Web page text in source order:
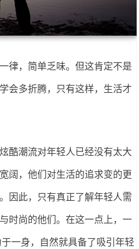
律，简单乏味。但这肯定不是
会多折腾，只有这样，生活才
酷潮流对年轻人已经没有太大
阔，他们对生活的追求变的更
因此，只有真正了解年轻人需
时尚的他们。在这一点上，一
一身，自然就具备了吸引年轻